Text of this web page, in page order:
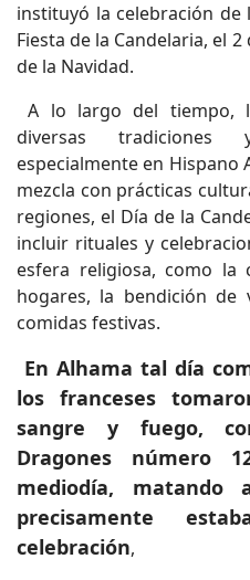
instituyó la celebración de
Fiesta de la Candelaria, el
de la Navidad.
A lo largo del tiempo,
diversas tradiciones
especialmente en Hispano
mezcla con prácticas
regiones, el Día de la
incluir rituales y
esfera religiosa, como la
hogares, la bendición de
comidas festivas.
En Alhama tal día
los franceses
sangre y fuego,
Dragones número
mediodía, matando
precisamente
celebración,